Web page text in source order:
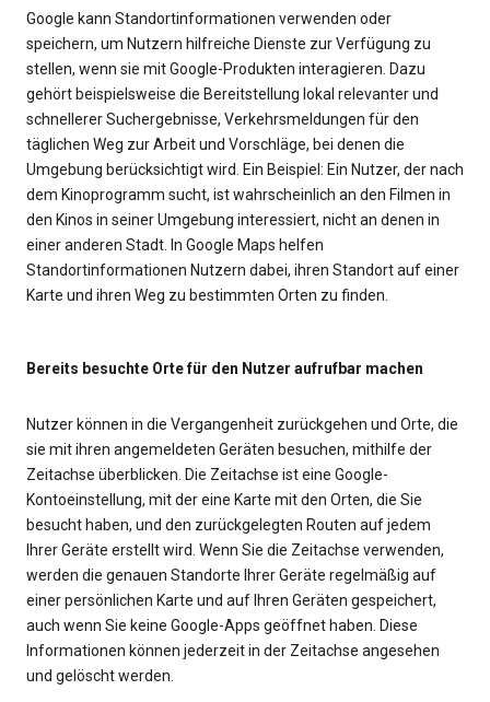
Google kann Standortinformationen verwenden oder
speichern, um Nutzern hilfreiche Dienste zur Verfügung zu
stellen, wenn sie mit Google-Produkten interagieren. Dazu
gehört beispielsweise die Bereitstellung lokal relevanter und
schnellerer Suchergebnisse, Verkehrsmeldungen für den
täglichen Weg zur Arbeit und Vorschläge, bei denen die
Umgebung berücksichtigt wird. Ein Beispiel: Ein Nutzer, der nach
dem Kinoprogramm sucht, ist wahrscheinlich an den Filmen in
den Kinos in seiner Umgebung interessiert, nicht an denen in
einer anderen Stadt. In Google Maps helfen
Standortinformationen Nutzern dabei, ihren Standort auf einer
Karte und ihren Weg zu bestimmten Orten zu finden.
Bereits besuchte Orte für den Nutzer aufrufbar machen
Nutzer können in die Vergangenheit zurückgehen und Orte, die
sie mit ihren angemeldeten Geräten besuchen, mithilfe der
Zeitachse überblicken. Die Zeitachse ist eine Google-
Kontoeinstellung, mit der eine Karte mit den Orten, die Sie
besucht haben, und den zurückgelegten Routen auf jedem
Ihrer Geräte erstellt wird. Wenn Sie die Zeitachse verwenden,
werden die genauen Standorte Ihrer Geräte regelmäßig auf
einer persönlichen Karte und auf Ihren Geräten gespeichert,
auch wenn Sie keine Google-Apps geöffnet haben. Diese
Informationen können jederzeit in der Zeitachse angesehen
und gelöscht werden.